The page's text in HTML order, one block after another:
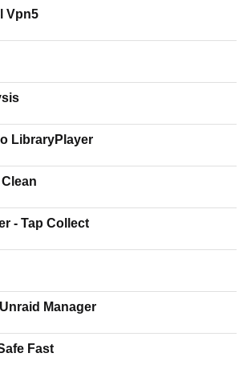
Vpn5
LibraryPlayer
Hamster Miner - Tap Collect
Manager
Sprint VPN: Safe Fast